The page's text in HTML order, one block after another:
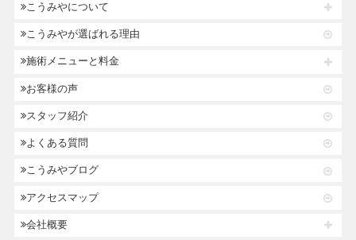
こうみやについて
こうみやが選ばれる理由
施術メニューと料金
お客様の声
スタッフ紹介
よくある質問
こうみやブログ
アクセスマップ
会社概要